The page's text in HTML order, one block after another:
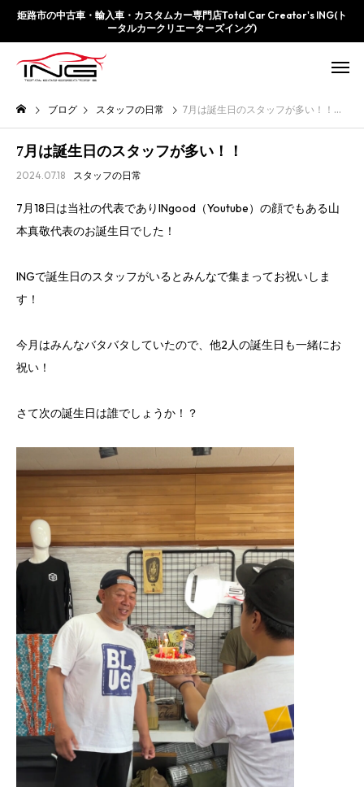
姫路市の中古車・輸入車・カスタムカー専門店Total Car Creator's ING(ト
ータルカークリエーターズイング)
ブログ スタッフの日常 7月は誕生日のスタッフが多い！！
7月は誕生日のスタッフが多い！！
2024.07.18 スタッフの日常
7月18日は当社の代表でありINgood（Youtube）の顔でもある山
本真敬代表のお誕生日でした！
INGで誕生日のスタッフがいるとみんなで集まってお祝いしま
す！
今月はみんなバタバタしていたので、他2人の誕生日も一緒にお
祝い！
さて次の誕生日は誰でしょうか！？